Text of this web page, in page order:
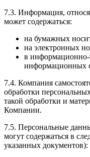
7.3. Информация,
может содержаться:
на бумажных
на электронных
в
информационных
7.4. Компания
обработки
такой обработки и
Компании.
7.5. Персональные
могут содержаться в
указанных документов):